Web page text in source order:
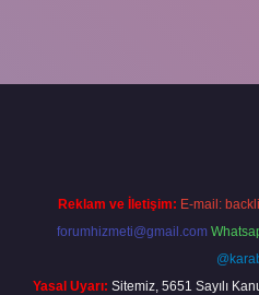
Reklam ve İletişim: E-mail:
forumhizmeti@gmail.com
Yasal Uyarı: Sitemiz, 5651 Sayılı